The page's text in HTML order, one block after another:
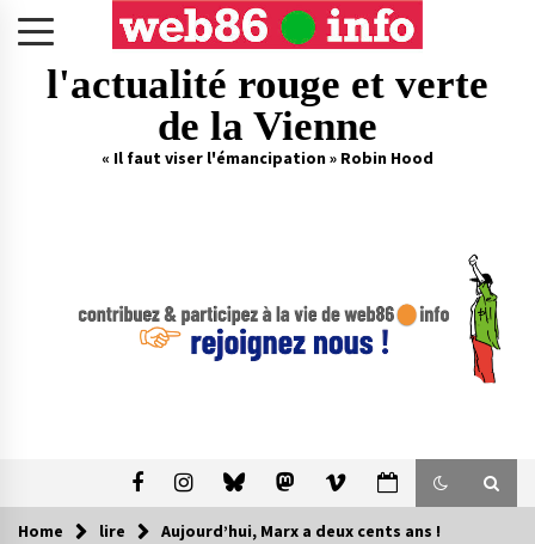
l'actualité rouge et verte
de la Vienne
« Il faut viser l'émancipation » Robin Hood
Home lire Aujourd’hui, Marx a deux cents ans !